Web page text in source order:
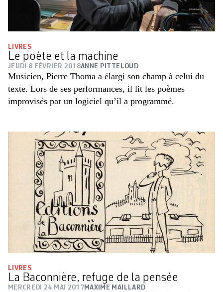
LIVRES
Le poète et la machine
JEUDI 8 FÉVRIER 2018ANNE PITTELOUD
Musicien, Pierre Thoma a élargi son champ à celui du
texte. Lors de ses performances, il lit les poèmes
improvisés par un logiciel qu’il a programmé.
LIVRES
La Baconnière, refuge de la pensée
MERCREDI 24 MAI 2017 MAXIME MAILLARD